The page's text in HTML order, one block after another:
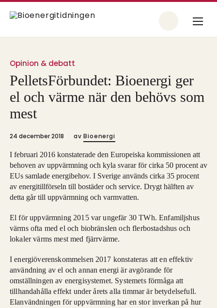
Opinion & debatt
PelletsFörbundet: Bioenergi ger
el och värme när den behövs som
mest
24 december 2018 av Bioenergi
I februari 2016 konstaterade den Europeiska kommissionen att
behoven av uppvärmning och kyla svarar för cirka 50 procent av
EUs samlade energibehov. I Sverige används cirka 35 procent
av energitillförseln till bostäder och service. Drygt hälften av
detta går till uppvärmning och varmvatten.
El för uppvärmning 2015 var ungefär 30 TWh. Enfamiljshus
värms ofta med el och biobränslen och flerbostadshus och
lokaler värms mest med fjärrvärme.
I energiöverenskommelsen 2017 konstateras att en effektiv
användning av el och annan energi är avgörande för
omställningen av energisystemet. Systemets förmåga att
tillhandahålla effekt under årets alla timmar är betydelsefull.
Elanvändningen för uppvärmning har en stor inverkan på hur